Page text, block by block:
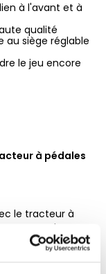
à l'avant et à
qualité
au siège réglable
le jeu encore
à pédales
le tracteur à
temps de
le quartier ! Cette
Vario te met aux